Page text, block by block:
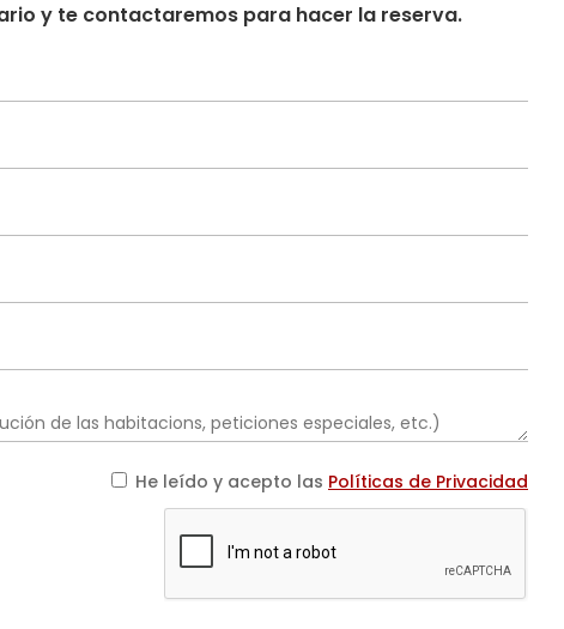
y te contactaremos para hacer la reserva.
He leído y acepto las Políticas de Privacidad